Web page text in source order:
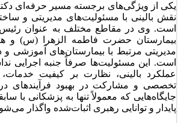
یکی از ویژگی‌های برجسته مسیر حرفه‌ای
نقش بالینی با مسئولیت‌های مدیریتی و
است. وی در مقاطع مختلف به عنوان
بیمارستان حضرت فاطمه الزهرا (س) و
مدیریتی مرتبط با بیمارستان‌های آموزشی و
است. این مسئولیت‌ها صرفاً جنبه اجرایی
عملکرد بالینی، نظارت بر کیفیت خدمات،
تخصصی و مشارکت در بهبود فرآیندهای
جایگاه‌هایی که معمولاً تنها به پزشکانی با
پایدار و توانایی رهبری اثبات‌شده واگذار